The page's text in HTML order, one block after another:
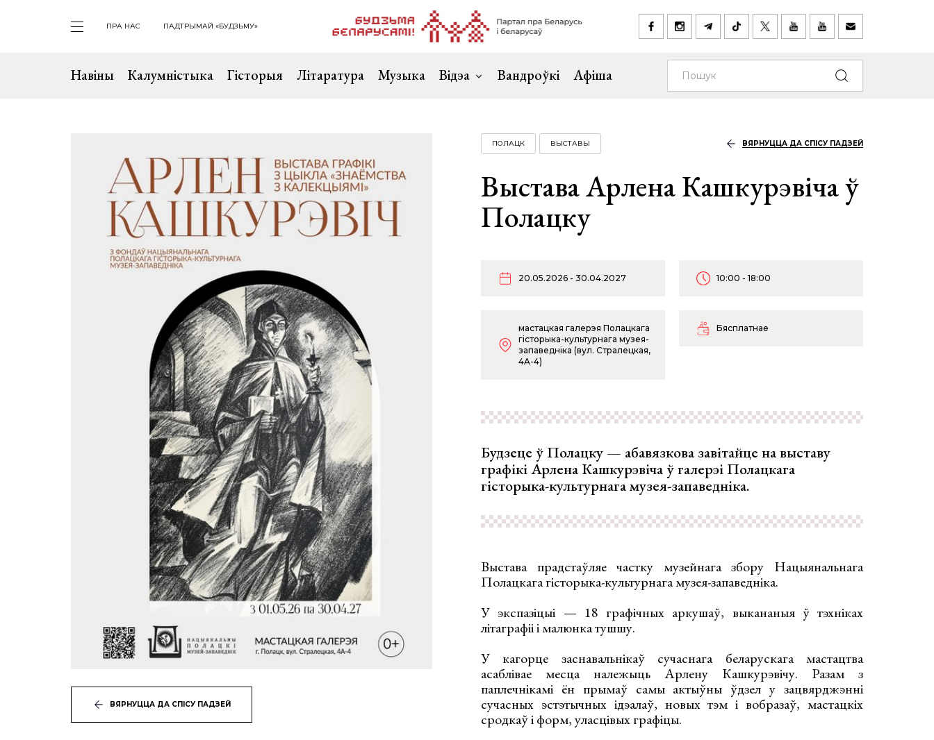
ПРА НАС ПАДТРЫМАЙ «БУДЗЬМУ»
Навіны Калумністыка Гісторыя Літаратура Музыка Відэа Вандроўкі Афіша
ВЯРНУЦЦА ДА СПІСУ ПАДЗЕЙ
ПОЛАЦК ВЫСТАВЫ ВЯРНУЦЦА ДА СПІСУ ПАДЗЕЙ
Выстава Арлена Кашкурэвіча ў
Полацку
20.05.2026 - 30.04.2027 10:00 - 18:00
мастацкая галерэя Полацкага
гісторыка-культурнага музея-
запаведніка (вул. Стралецкая,
4A-4)
Бясплатнае
Будзеце ў Полацку — абавязкова завітайце на выставу
графікі Арлена Кашкурэвіча ў галерэі Полацкага
гісторыка-культурнага музея-запаведніка.
Выстава прадстаўляе частку музейнага збору Нацыянальнага
Полацкага гісторыка-культурнага музея-запаведніка.
У экспазіцыі — 18 графічных аркушаў, выкананыя ў тэхніках
літаграфіі і малюнка тушшу.
У кагорце заснавальнікаў сучаснага беларускага мастацтва
асаблівае месца належыць Арлену Кашкурэвічу. Разам з
паплечнікамі ён прымаў самы актыўны ўдзел у зацвярджэнні
сучасных эстэтычных ідэалаў, новых тэм і вобразаў, мастацкіх
сродкаў і форм, уласцівых графіцы.